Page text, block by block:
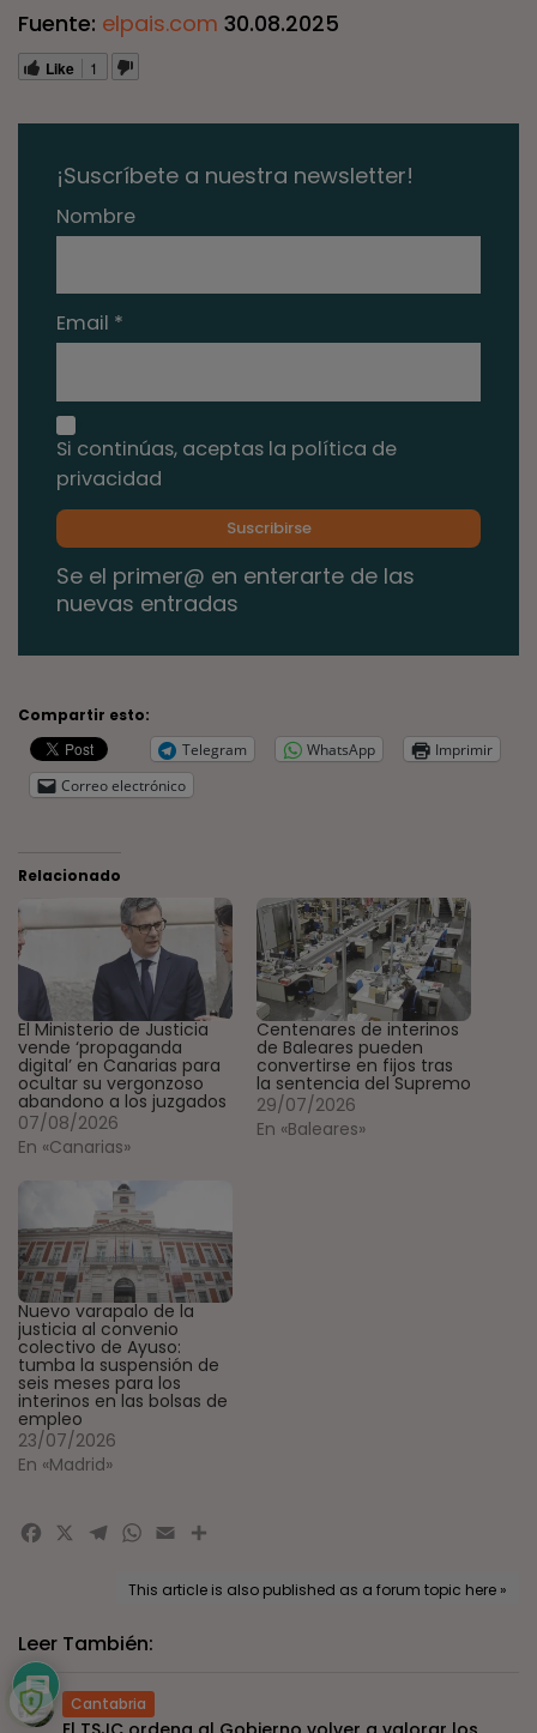
Fuente: elpais.com 30.08.2025
Like 1
¡Suscríbete a nuestra newsletter!
Nombre
Email *
Si continúas, aceptas la política de
privacidad
Se el primer@ en enterarte de las
nuevas entradas
Compartir esto:
Telegram
WhatsApp
Imprimir
Correo electrónico
Relacionado
El Ministerio de Justicia
vende ‘propaganda
digital’ en Canarias para
ocultar su vergonzoso
abandono a los juzgados
07/08/2026
En «Canarias»
Centenares de interinos
de Baleares pueden
convertirse en fijos tras
la sentencia del Supremo
29/07/2026
En «Baleares»
Nuevo varapalo de la
justicia al convenio
colectivo de Ayuso:
tumba la suspensión de
seis meses para los
interinos en las bolsas de
empleo
23/07/2026
En «Madrid»
Facebook
X Telegram
WhatsApp
EmailCompartir
This article is also published as a forum topic here »
Leer También:
Cantabria